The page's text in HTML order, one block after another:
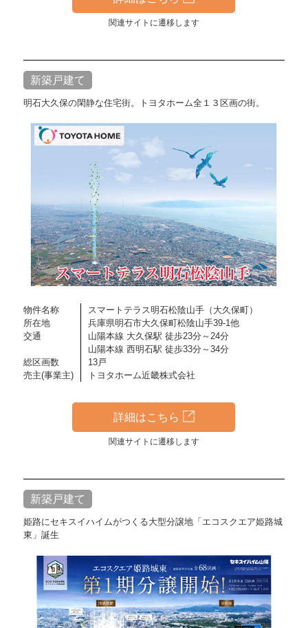
関連サイトに遷移します
新築戸建て
明石大久保の閑静な住宅街。トヨタホーム全１３区画の街。
物件名称
スマートテラス明石松陰山手（大久保町）
所在地
兵庫県明石市大久保町松陰山手39-1他
交通
山陽本線 大久保駅 徒歩23分～24分
山陽本線 西明石駅 徒歩33分～34分
総区画数
13戸
売主(事業主)
トヨタホーム近畿株式会社
詳細はこちら
関連サイトに遷移します
新築戸建て
姫路にセキスイハイムがつくる大型分譲地「エコスクエア姫路城
東」誕生